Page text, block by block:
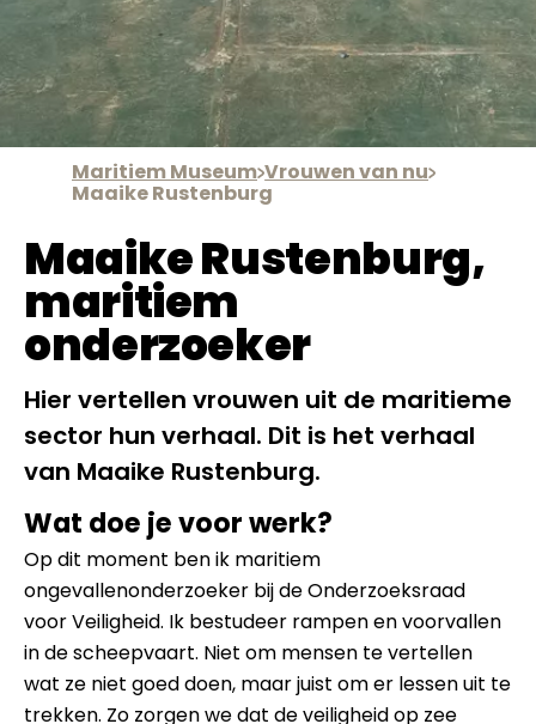
Maritiem Museum Vrouwen van nu
Maaike Rustenburg
Maaike Rustenburg,
maritiem
onderzoeker
Hier vertellen vrouwen uit de maritieme
sector hun verhaal. Dit is het verhaal
van Maaike Rustenburg.
Wat doe je voor werk?
Op dit moment ben ik maritiem
ongevallenonderzoeker bij de Onderzoeksraad
voor Veiligheid. Ik bestudeer rampen en voorvallen
in de scheepvaart. Niet om mensen te vertellen
wat ze niet goed doen, maar juist om er lessen uit te
trekken. Zo zorgen we dat de veiligheid op zee